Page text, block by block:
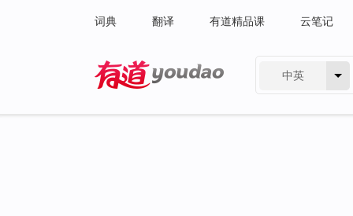
词典 翻译 有道精品课 云笔记
中英